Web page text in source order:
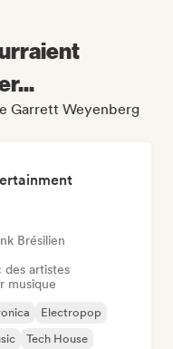
Garrett Weyenberg
Brésilien
des artistes
musique
Electropop
Tech House